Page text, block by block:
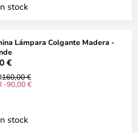
stock
Lámpara Colgante Madera -
€
160,00 €
-90,00 €
stock